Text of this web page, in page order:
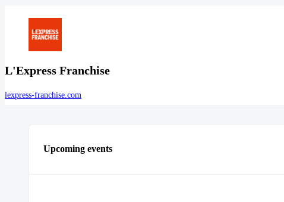
L'Express Franchise
lexpress-franchise.com
Upcoming events